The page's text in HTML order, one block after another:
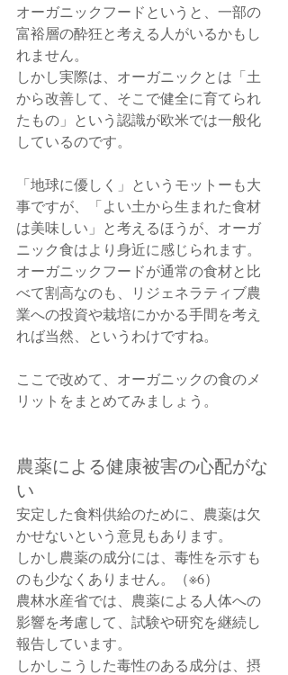
オーガニックフードというと、一部の
富裕層の酔狂と考える人がいるかもし
れません。
しかし実際は、オーガニックとは「土
から改善して、そこで健全に育てられ
たもの」という認識が欧米では一般化
しているのです。
「地球に優しく」というモットーも大
事ですが、「よい土から生まれた食材
は美味しい」と考えるほうが、オーガ
ニック食はより身近に感じられます。
オーガニックフードが通常の食材と比
べて割高なのも、リジェネラティブ農
業への投資や栽培にかかる手間を考え
れば当然、というわけですね。
ここで改めて、オーガニックの食のメ
リットをまとめてみましょう。
農薬による健康被害の心配がな
い
安定した食料供給のために、農薬は欠
かせないという意見もあります。
しかし農薬の成分には、毒性を示すも
のも少なくありません。（※6）
農林水産省では、農薬による人体への
影響を考慮して、試験や研究を継続し
報告しています。
しかしこうした毒性のある成分は、摂